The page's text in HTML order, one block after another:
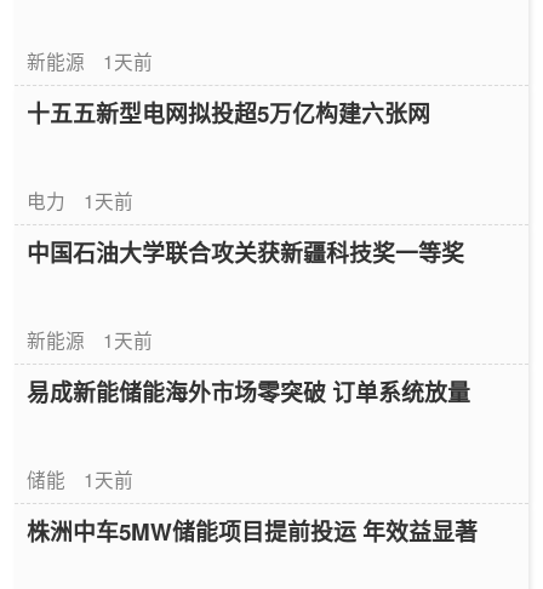
新能源 1天前
十五五新型电网拟投超5万亿构建六张网
电力 1天前
中国石油大学联合攻关获新疆科技奖一等奖
新能源 1天前
易成新能储能海外市场零突破 订单系统放量
储能 1天前
株洲中车5MW储能项目提前投运 年效益显著